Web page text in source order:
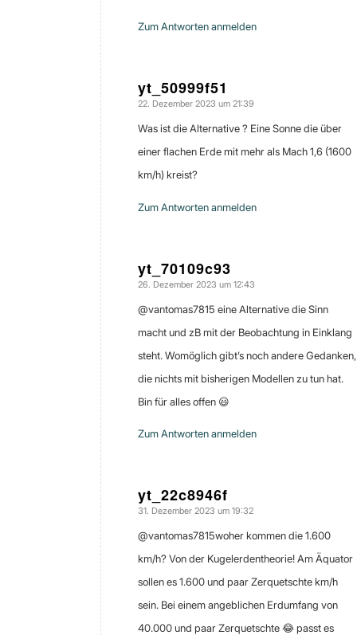
Zum Antworten anmelden
yt_50999f51
sagte:
22. Dezember 2023 um 21:39
Was ist die Alternative ? Eine Sonne die über
einer flachen Erde mit mehr als Mach 1,6 (1600
km/h) kreist?
Zum Antworten anmelden
yt_70109c93
sagte:
26. Dezember 2023 um 12:43
@vantomas7815 eine Alternative die Sinn
macht und zB mit der Beobachtung in Einklang
steht. Womöglich gibt’s noch andere Gedanken,
die nichts mit bisherigen Modellen zu tun hat.
Bin für alles offen 😃
Zum Antworten anmelden
yt_22c8946f
sagte:
31. Dezember 2023 um 19:32
​@vantomas7815woher kommen die 1.600
km/h? Von der Kugelerdentheorie! Am Äquator
sollen es 1.600 und paar Zerquetschte km/h
sein. Bei einem angeblichen Erdumfang von
40.000 und paar Zerquetschte 😂 passt es